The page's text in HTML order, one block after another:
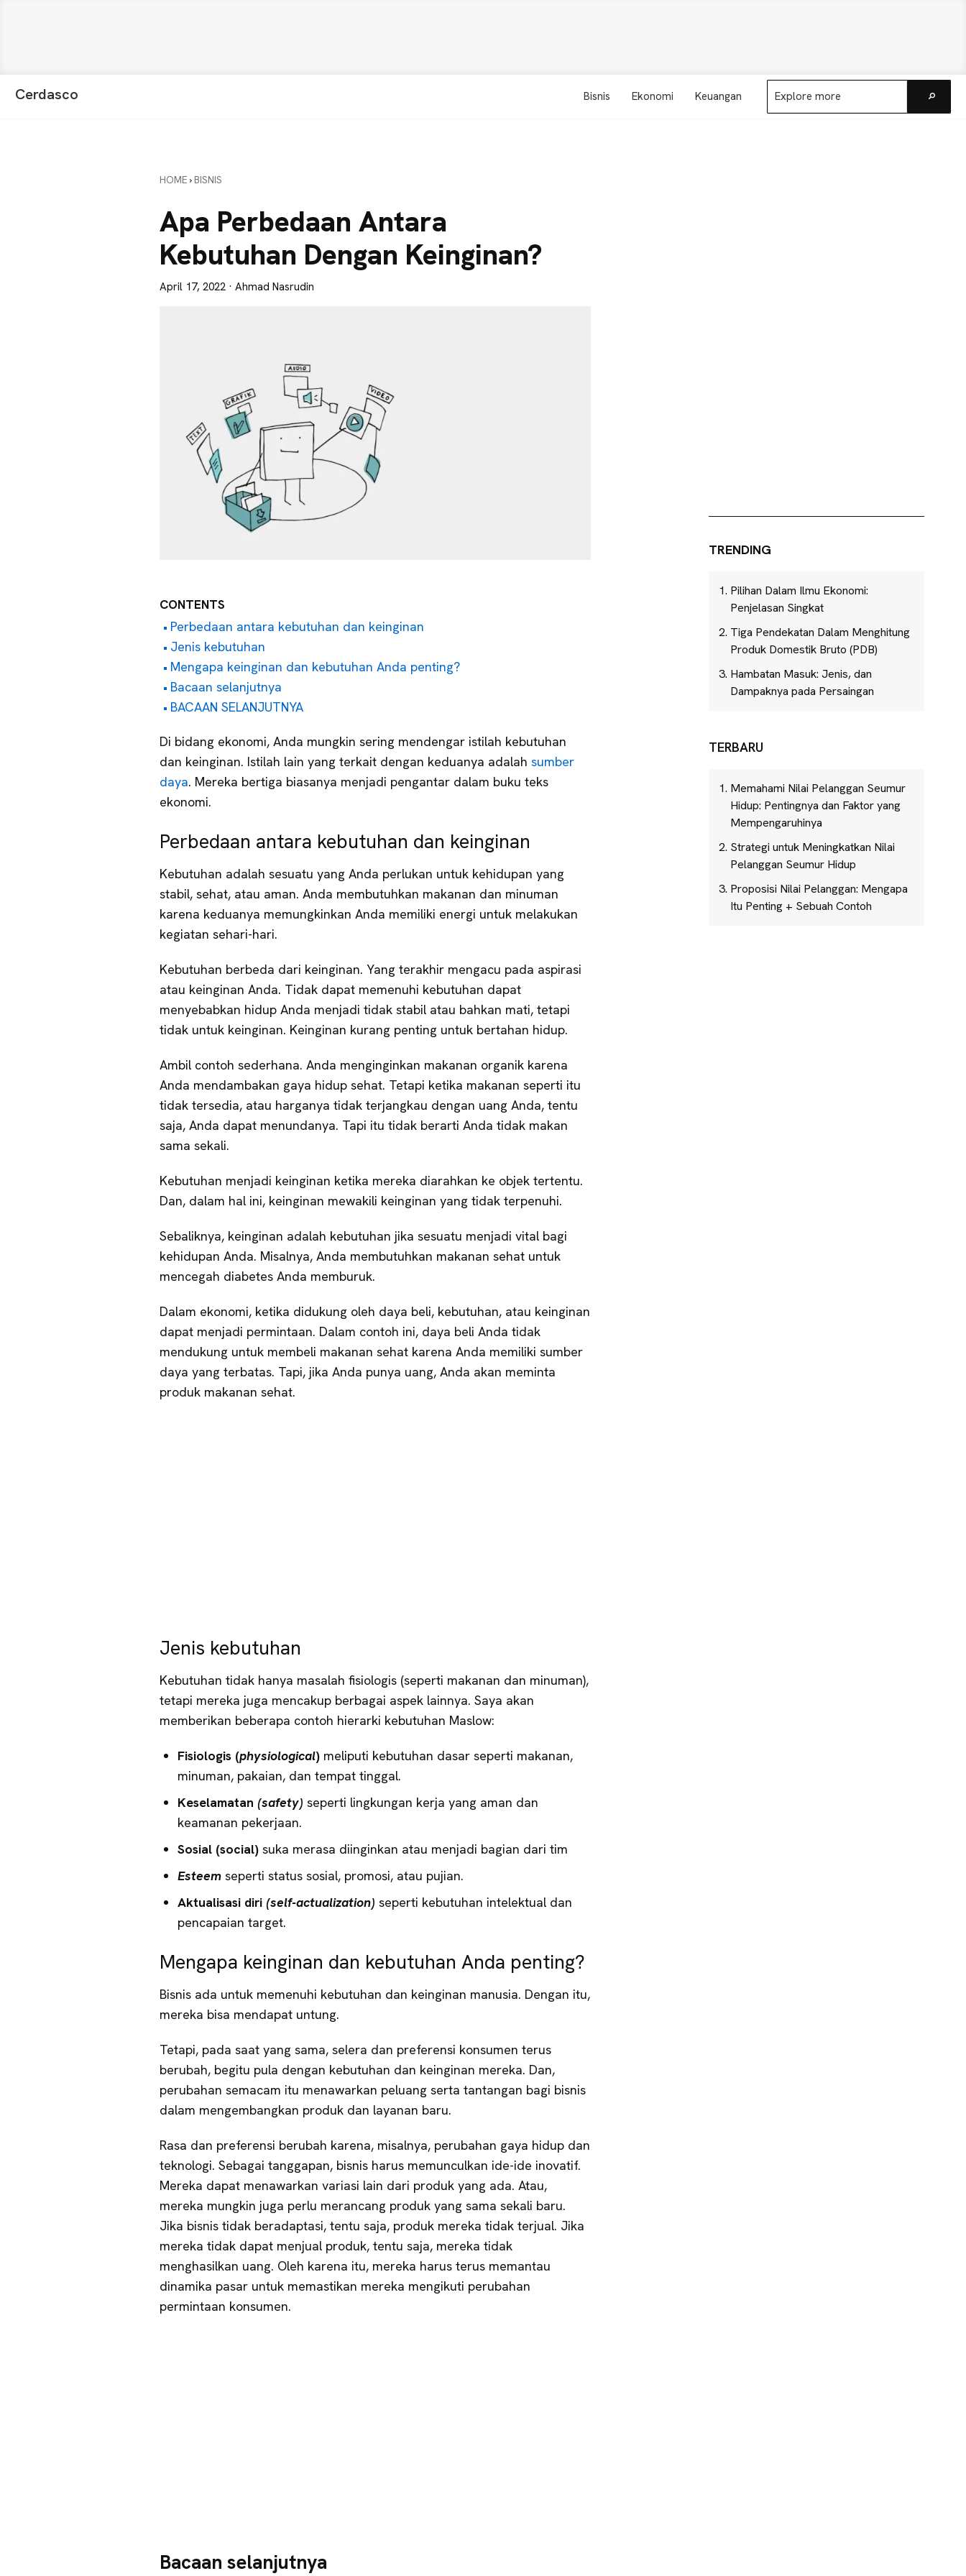
Cerdasco Bisnis Ekonomi Keuangan
Explore
more
HOME › BISNIS
Apa Perbedaan Antara
Kebutuhan Dengan Keinginan?
April 17, 2022 · Ahmad Nasrudin
CONTENTS
Perbedaan antara kebutuhan dan keinginan
Jenis kebutuhan
Mengapa keinginan dan kebutuhan Anda penting?
Bacaan selanjutnya
BACAAN SELANJUTNYA
Di bidang ekonomi, Anda mungkin sering mendengar istilah kebutuhan
dan keinginan. Istilah lain yang terkait dengan keduanya adalah sumber
daya. Mereka bertiga biasanya menjadi pengantar dalam buku teks
ekonomi.
Perbedaan antara kebutuhan dan keinginan
Kebutuhan adalah sesuatu yang Anda perlukan untuk kehidupan yang
stabil, sehat, atau aman. Anda membutuhkan makanan dan minuman
karena keduanya memungkinkan Anda memiliki energi untuk melakukan
kegiatan sehari-hari.
Kebutuhan berbeda dari keinginan. Yang terakhir mengacu pada aspirasi
atau keinginan Anda. Tidak dapat memenuhi kebutuhan dapat
menyebabkan hidup Anda menjadi tidak stabil atau bahkan mati, tetapi
tidak untuk keinginan. Keinginan kurang penting untuk bertahan hidup.
Ambil contoh sederhana. Anda menginginkan makanan organik karena
Anda mendambakan gaya hidup sehat. Tetapi ketika makanan seperti itu
tidak tersedia, atau harganya tidak terjangkau dengan uang Anda, tentu
saja, Anda dapat menundanya. Tapi itu tidak berarti Anda tidak makan
sama sekali.
Kebutuhan menjadi keinginan ketika mereka diarahkan ke objek tertentu.
Dan, dalam hal ini, keinginan mewakili keinginan yang tidak terpenuhi.
Sebaliknya, keinginan adalah kebutuhan jika sesuatu menjadi vital bagi
kehidupan Anda. Misalnya, Anda membutuhkan makanan sehat untuk
mencegah diabetes Anda memburuk.
Dalam ekonomi, ketika didukung oleh daya beli, kebutuhan, atau keinginan
dapat menjadi permintaan. Dalam contoh ini, daya beli Anda tidak
mendukung untuk membeli makanan sehat karena Anda memiliki sumber
daya yang terbatas. Tapi, jika Anda punya uang, Anda akan meminta
produk makanan sehat.
Jenis kebutuhan
Kebutuhan tidak hanya masalah fisiologis (seperti makanan dan minuman),
tetapi mereka juga mencakup berbagai aspek lainnya. Saya akan
memberikan beberapa contoh hierarki kebutuhan Maslow:
Fisiologis (physiological) meliputi kebutuhan dasar seperti makanan,
minuman, pakaian, dan tempat tinggal.
Keselamatan (safety) seperti lingkungan kerja yang aman dan
keamanan pekerjaan.
Sosial (social) suka merasa diinginkan atau menjadi bagian dari tim
Esteem seperti status sosial, promosi, atau pujian.
Aktualisasi diri (self-actualization) seperti kebutuhan intelektual dan
pencapaian target.
Mengapa keinginan dan kebutuhan Anda penting?
Bisnis ada untuk memenuhi kebutuhan dan keinginan manusia. Dengan itu,
mereka bisa mendapat untung.
Tetapi, pada saat yang sama, selera dan preferensi konsumen terus
berubah, begitu pula dengan kebutuhan dan keinginan mereka. Dan,
perubahan semacam itu menawarkan peluang serta tantangan bagi bisnis
dalam mengembangkan produk dan layanan baru.
Rasa dan preferensi berubah karena, misalnya, perubahan gaya hidup dan
teknologi. Sebagai tanggapan, bisnis harus memunculkan ide-ide inovatif.
Mereka dapat menawarkan variasi lain dari produk yang ada. Atau,
mereka mungkin juga perlu merancang produk yang sama sekali baru.
Jika bisnis tidak beradaptasi, tentu saja, produk mereka tidak terjual. Jika
mereka tidak dapat menjual produk, tentu saja, mereka tidak
menghasilkan uang. Oleh karena itu, mereka harus terus memantau
dinamika pasar untuk memastikan mereka mengikuti perubahan
permintaan konsumen.
Bacaan selanjutnya
TRENDING
Pilihan Dalam Ilmu Ekonomi:
Penjelasan Singkat
Tiga Pendekatan Dalam Menghitung
Produk Domestik Bruto (PDB)
Hambatan Masuk: Jenis, dan
Dampaknya pada Persaingan
TERBARU
Memahami Nilai Pelanggan Seumur
Hidup: Pentingnya dan Faktor yang
Mempengaruhinya
Strategi untuk Meningkatkan Nilai
Pelanggan Seumur Hidup
Proposisi Nilai Pelanggan: Mengapa
Itu Penting + Sebuah Contoh